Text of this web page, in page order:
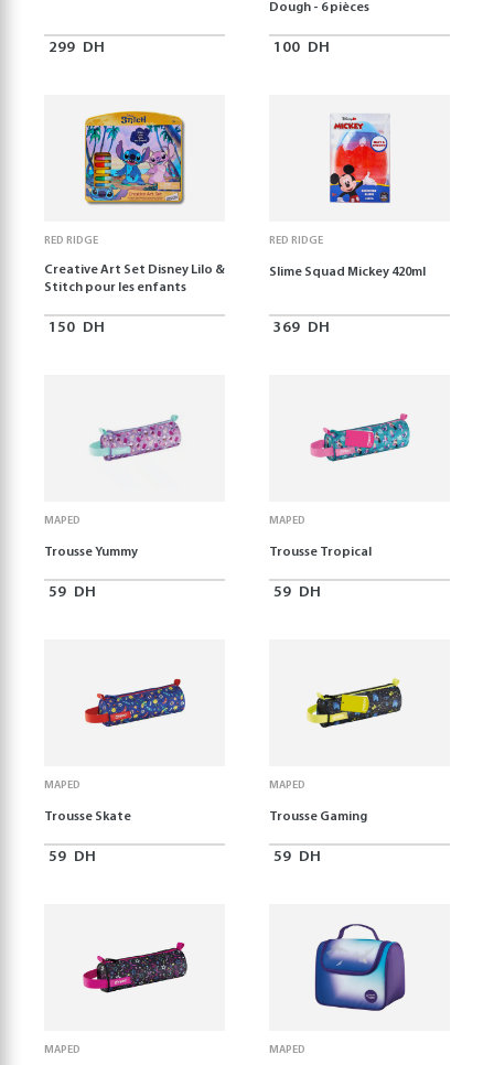
299 DH
Dough - 6 pièces
100 DH
RED RIDGE
Creative Art Set Disney Lilo &
Stitch pour les enfants
150 DH
RED RIDGE
Slime Squad Mickey 420ml
369 DH
MAPED
Trousse Yummy
59 DH
MAPED
Trousse Tropical
59 DH
MAPED
Trousse Skate
59 DH
MAPED
Trousse Gaming
59 DH
MAPED MAPED